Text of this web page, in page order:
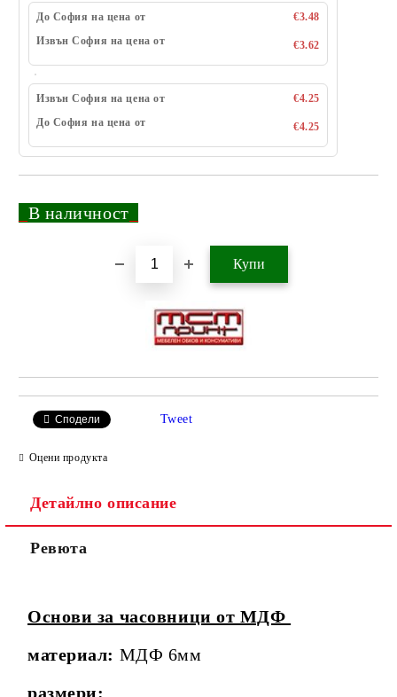
До София на цена от
€3.48
Извън София на цена от
€3.62
Извън София на цена от
€4.25
До София на цена от
€4.25
В наличност
Сподели Tweet
Оцени продукта
Детайлно описание
Ревюта
Основи за часовници от МДФ
материал: МДФ 6мм
размери: